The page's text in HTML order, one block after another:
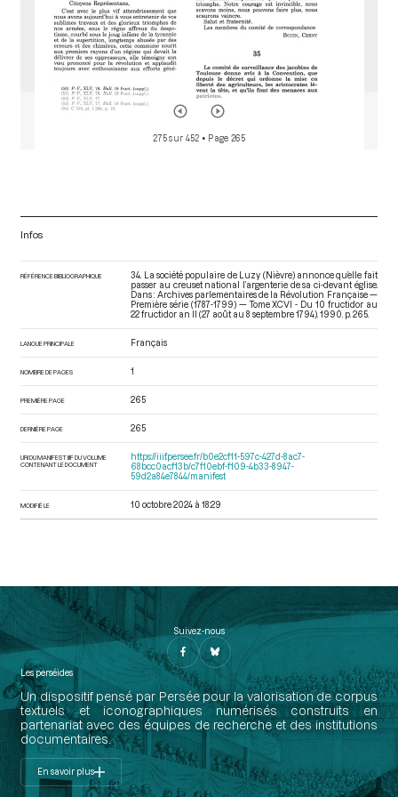
275 sur 452 • Page 265
Infos
RÉFÉRENCE BIBLIOGRAPHIQUE
34. La société populaire de Luzy (Nièvre) annonce qu’elle fait
passer au creuset national l’argenterie de sa ci-devant église.
Dans : Archives parlementaires de la Révolution Française —
Première série (1787-1799) — Tome XCVI - Du 10 fructidor au
22 fructidor an II (27 août au 8 septembre 1794) . 1990. p. 265.
LANGUE PRINCIPALE Français
NOMBRE DE PAGES 1
PREMIÈRE PAGE 265
DERNIÈRE PAGE 265
URI DU MANIFEST IIIF DU VOLUME
CONTENANT LE DOCUMENT
https://iiif.persee.fr/b0e2cf11-597c-427d-8ac7-
68bcc0acf13b/c7f10ebf-f109-4b33-8947-
59d2a84e7844/manifest
MODIFIÉ LE 10 octobre 2024 à 18:29
Suivez-nous
Les perséides
Un dispositif pensé par Persée pour la valorisation de corpus
textuels et iconographiques numérisés construits en
partenariat avec des équipes de recherche et des institutions
documentaires.
En savoir plus